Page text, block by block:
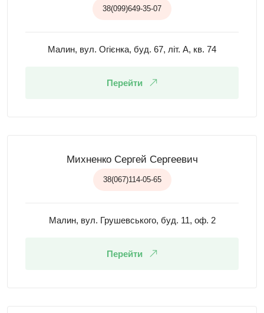
38(099)649-35-07
Малин, вул. Огієнка, буд. 67, літ. А, кв. 74
Перейти
Михненко Сергей Сергеевич
38(067)114-05-65
Малин, вул. Грушевського, буд. 11, оф. 2
Перейти